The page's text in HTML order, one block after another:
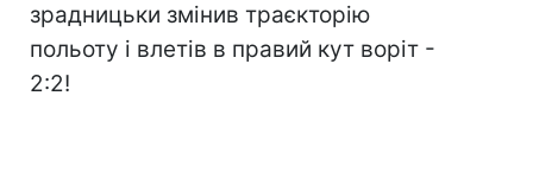
зрадницьки змінив траєкторію
польоту і влетів в правий кут воріт -
2:2!